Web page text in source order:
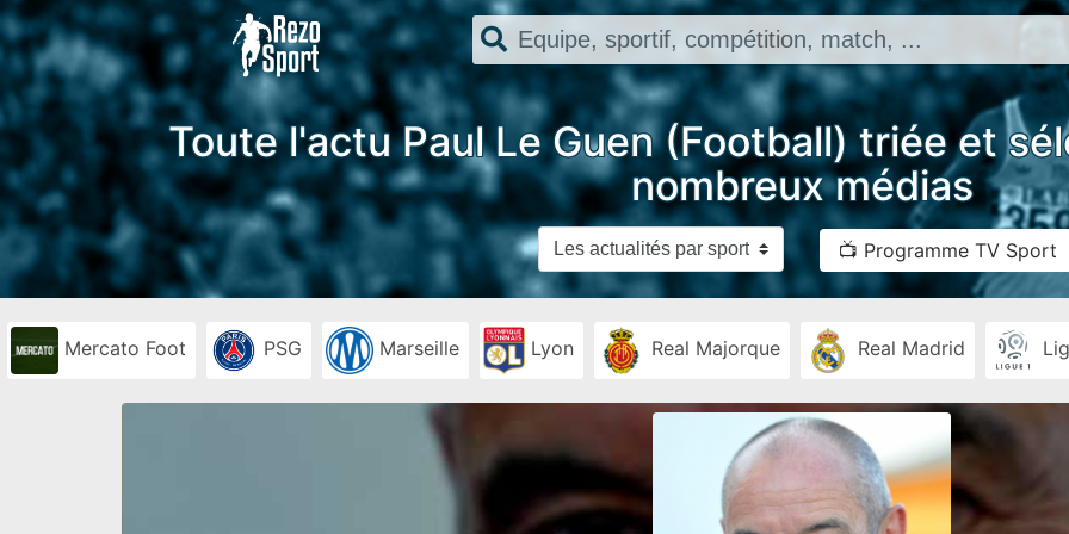
Toute l'actu Paul Le Guen (Football) triée et
nombreux médias
📺 Programme TV Sport
Mercato Foot PSG Marseille Lyon Real Majorque Real Madrid